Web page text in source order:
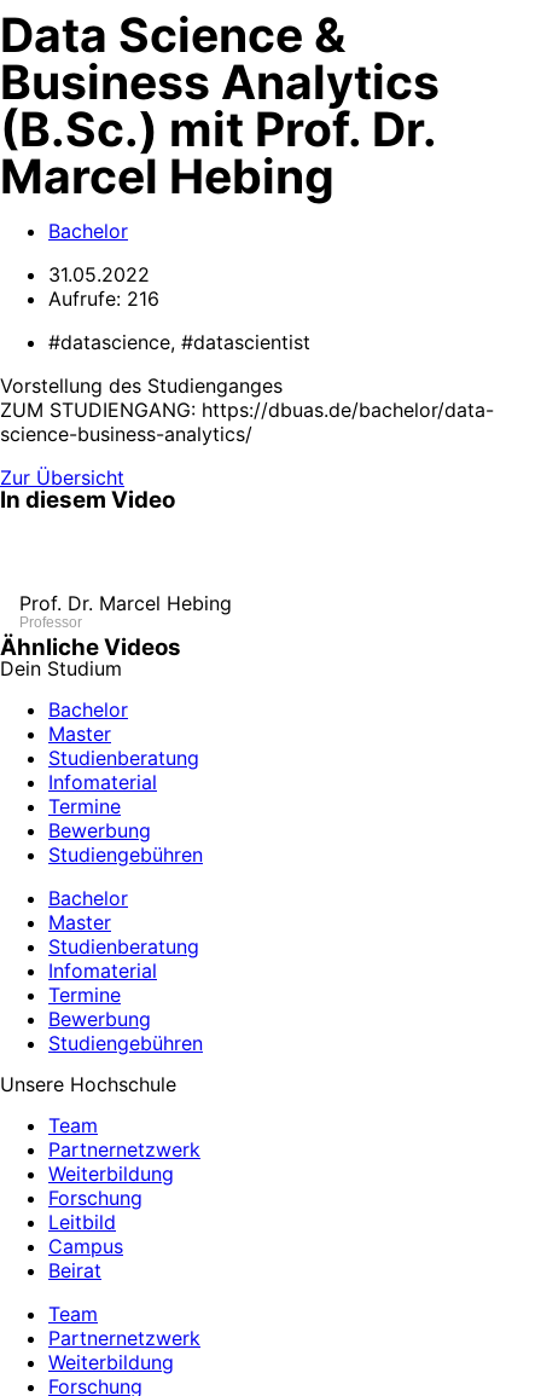
Data Science &
Business Analytics
(B.Sc.) mit Prof. Dr.
Marcel Hebing
Bachelor
31.05.2022
Aufrufe: 216
#datascience, #datascientist
Vorstellung des Studienganges
ZUM STUDIENGANG: https://dbuas.de/bachelor/data-
science-business-analytics/
Zur Übersicht
In diesem Video
Prof. Dr. Marcel Hebing
Professor
Ähnliche Videos
Dein Studium
Bachelor
Master
Studienberatung
Infomaterial
Termine
Bewerbung
Studiengebühren
Bachelor
Master
Studienberatung
Infomaterial
Termine
Bewerbung
Studiengebühren
Unsere Hochschule
Team
Partnernetzwerk
Weiterbildung
Forschung
Leitbild
Campus
Beirat
Team
Partnernetzwerk
Weiterbildung
Forschung